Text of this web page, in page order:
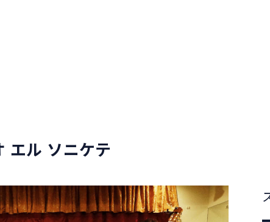
エル ソニケテ